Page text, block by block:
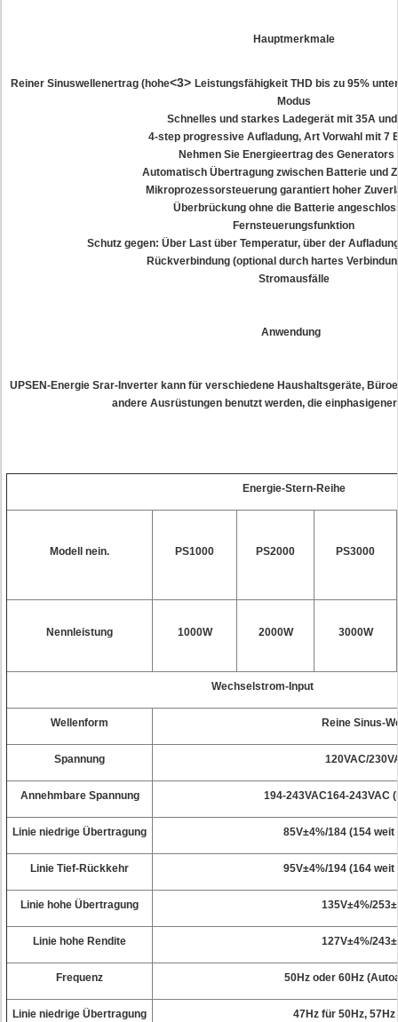
Hauptmerkmale
Reiner Sinuswellenertrag (hohe<3> Leistungsfähigkeit THD bis zu 95%
Modus
Schnelles und starkes Ladegerät mit 35A
4-step progressive Aufladung, Art Vorwahl mit 7
Nehmen Sie Energieertrag des Generators
Automatisch Übertragung zwischen Batterie und
Mikroprozessorsteuerung garantiert hoher
Überbrückung ohne die Batterie
Fernsteuerungsfunktion
Schutz gegen: Über Last über Temperatur, über der
Rückverbindung (optional durch hartes
Stromausfälle
Anwendung
UPSEN-Energie Srar-Inverter kann für verschiedene Haushaltsgeräte,
andere Ausrüstungen benutzt werden, die
Energie-Stern-Reihe
Modell nein. PS1000 PS2000 PS3000
Nennleistung 1000W 2000W 3000W
Wechselstrom-Input
Wellenform Reine Sinus-
Spannung 120VAC/
Annehmbare Spannung 194-243VAC164-243VAC
Linie niedrige Übertragung 85V±4%/184 (154 weit
Linie Tief-Rückkehr 95V±4%/194 (164 weit
Linie hohe Übertragung 135V±4%/
Linie hohe Rendite 127V±4%/
Frequenz 50Hz oder 60Hz
Linie niedrige Übertragung 47Hz für 50Hz,